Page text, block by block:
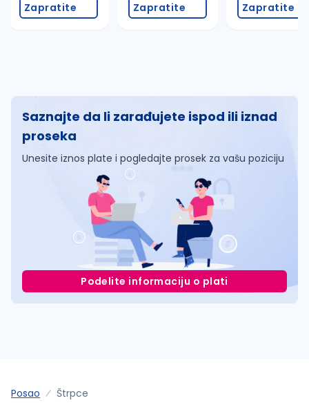
Zapratite Zapratite Zapratite
Saznajte da li zarađujete ispod ili iznad
proseka
Unesite iznos plate i pogledajte prosek za vašu poziciju
Podelite informaciju o plati
Posao Štrpce